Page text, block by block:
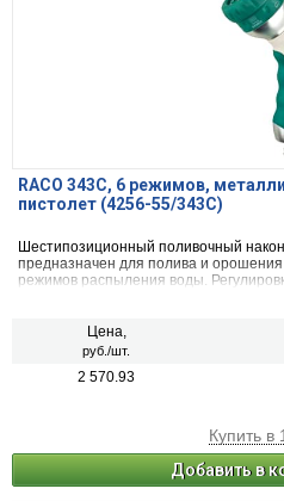
RACO 343C, 6 режимов,
пистолет (4256-55/343C)
Шестипозиционный поливочный
предназначен для полива и
режимов распыления воды.
Цена,
руб./шт.
2 570.93
Купить в
Добавить в